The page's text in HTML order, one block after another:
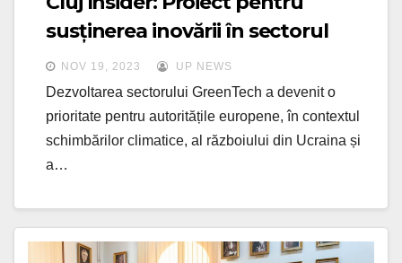
susținerea inovării în sectorul
GreenTech
NOV 19, 2023 UP NEWS
Dezvoltarea sectorului GreenTech a devenit o
prioritate pentru autoritățile europene, în contextul
schimbărilor climatice, al războiului din Ucraina și
a…